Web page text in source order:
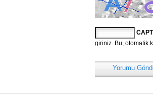
giriniz. Bu, otomatik
Yorumu